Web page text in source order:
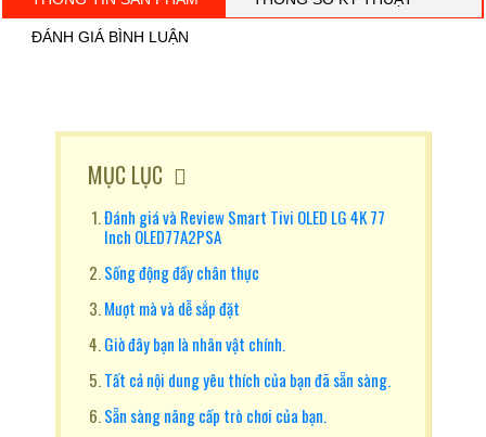
ĐÁNH GIÁ BÌNH LUẬN
MỤC LỤC
Đánh giá và Review Smart Tivi OLED LG 4K 77
Inch OLED77A2PSA
Sống động đầy chân thực
Mượt mà và dễ sắp đặt
Giờ đây bạn là nhân vật chính.
Tất cả nội dung yêu thích của bạn đã sẵn sàng.
Sẵn sàng nâng cấp trò chơi của bạn.